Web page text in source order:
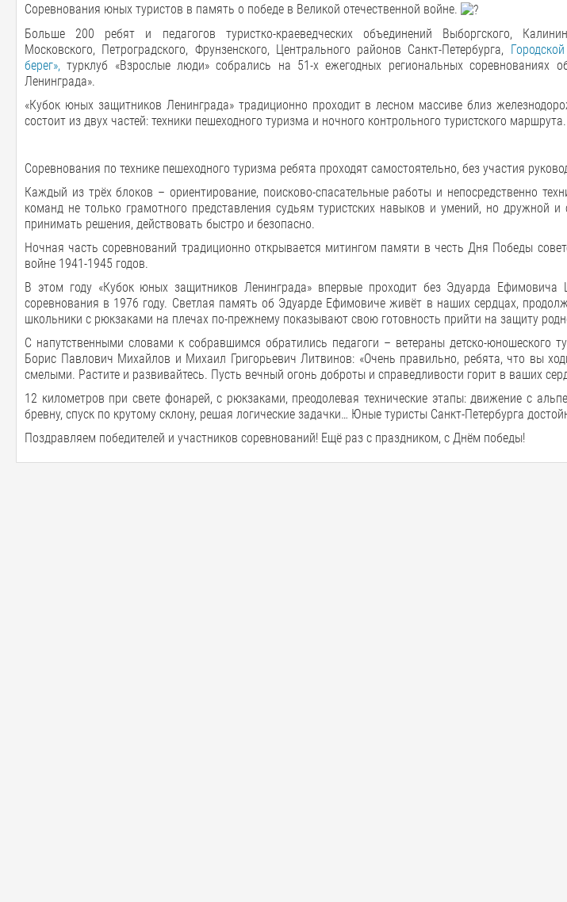
Соревнования юных туристов в память о победе в Великой отечественной войне.
Больше 200 ребят и педагогов туристко-краеведческих объединений Выборгского,
Московского, Петроградского, Фрунзенского, Центрального районов Санкт-Петербурга,
берег», турклуб «Взрослые люди» собрались на 51-х ежегодных региональных соревнованиях
Ленинграда».
«Кубок юных защитников Ленинграда» традиционно проходит в лесном массиве близ
состоит из двух частей: техники пешеходного туризма и ночного контрольного туристского маршрута.
Соревнования по технике пешеходного туризма ребята проходят самостоятельно, без участия
Каждый из трёх блоков – ориентирование, поисково-спасательные работы и непосредственно
команд не только грамотного представления судьям туристских навыков и умений, но дружной
принимать решения, действовать быстро и безопасно.
Ночная часть соревнований традиционно открывается митингом памяти в честь Дня Победы
войне 1941-1945 годов.
В этом году «Кубок юных защитников Ленинграда» впервые проходит без Эдуарда Ефимовича
соревнования в 1976 году. Светлая память об Эдуарде Ефимовиче живёт в наших сердцах,
школьники с рюкзаками на плечах по-прежнему показывают свою готовность прийти на защиту
С напутственными словами к собравшимся обратились педагоги – ветераны детско-юношеского
Борис Павлович Михайлов и Михаил Григорьевич Литвинов: «Очень правильно, ребята, что вы
смелыми. Растите и развивайтесь. Пусть вечный огонь доброты и справедливости горит в ваших
12 километров при свете фонарей, с рюкзаками, преодолевая технические этапы: движение с
бревну, спуск по крутому склону, решая логические задачки… Юные туристы Санкт-Петербурга
Поздравляем победителей и участников соревнований! Ещё раз с праздником, с Днём победы!